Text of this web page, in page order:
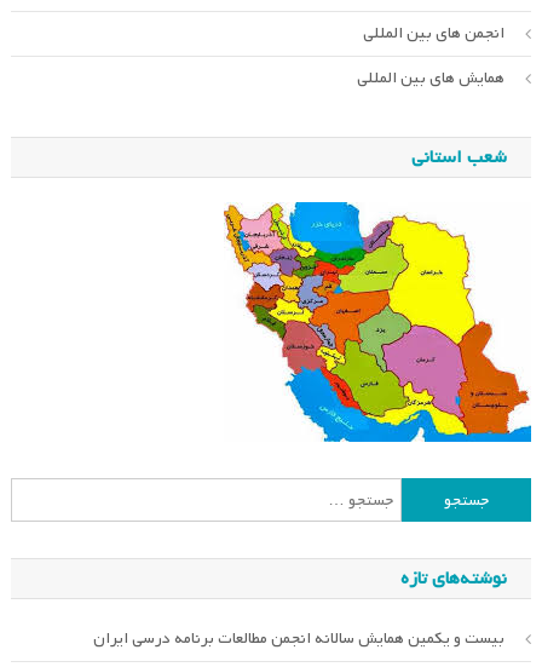
انجمن های بین المللی
همایش های بین المللی
شعب استانی
جستجو
برای:
نوشته‌های تازه
بیست و یکمین همایش سالانه انجمن مطالعات برنامه درسی ایران